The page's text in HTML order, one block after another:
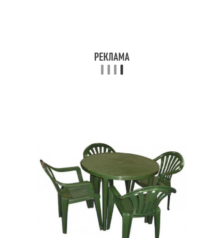
Кухня в итальянском
стиле
Функциональная
мебель